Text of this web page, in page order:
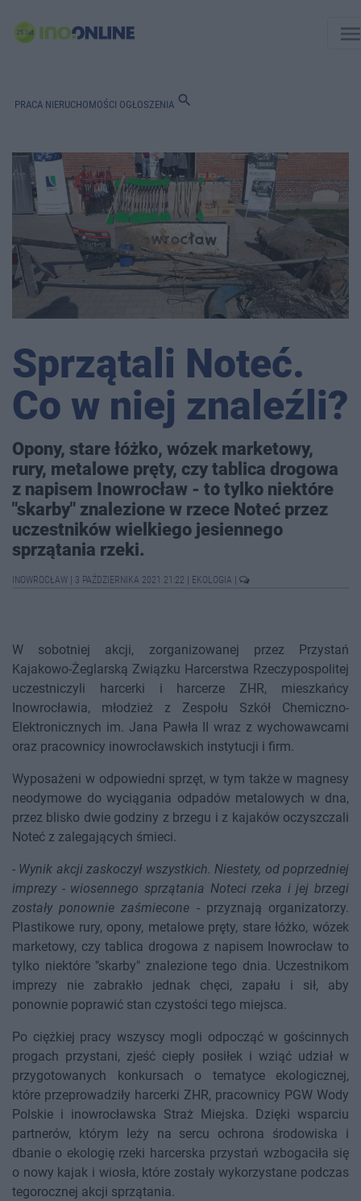
PRACA NIERUCHOMOŚCI OGŁOSZENIA search
Sprzątali Noteć.
Co w niej znaleźli?
Opony, stare łóżko, wózek marketowy,
rury, metalowe pręty, czy tablica drogowa
z napisem Inowrocław - to tylko niektóre
"skarby" znalezione w rzece Noteć przez
uczestników wielkiego jesiennego
sprzątania rzeki.
INOWROCŁAW 3 PAŹDZIERNIKA 2021 21:22 EKOLOGIA
W sobotniej akcji, zorganizowanej przez Przystań
Kajakowo-Żeglarską Związku Harcerstwa Rzeczypospolitej
uczestniczyli harcerki i harcerze ZHR, mieszkańcy
Inowrocławia, młodzież z Zespołu Szkół Chemiczno-
Elektronicznych im. Jana Pawła II wraz z wychowawcami
oraz pracownicy inowrocławskich instytucji i firm.
Wyposażeni w odpowiedni sprzęt, w tym także w magnesy
neodymowe do wyciągania odpadów metalowych w dna,
przez blisko dwie godziny z brzegu i z kajaków oczyszczali
Noteć z zalegających śmieci.
- Wynik akcji zaskoczył wszystkich. Niestety, od poprzedniej
imprezy - wiosennego sprzątania Noteci rzeka i jej brzegi
zostały ponownie zaśmiecone - przyznają organizatorzy.
Plastikowe rury, opony, metalowe pręty, stare łóżko, wózek
marketowy, czy tablica drogowa z napisem Inowrocław to
tylko niektóre "skarby" znalezione tego dnia. Uczestnikom
imprezy nie zabrakło jednak chęci, zapału i sił, aby
ponownie poprawić stan czystości tego miejsca.
Po ciężkiej pracy wszyscy mogli odpocząć w gościnnych
progach przystani, zjeść ciepły posiłek i wziąć udział w
przygotowanych konkursach o tematyce ekologicznej,
które przeprowadziły harcerki ZHR, pracownicy PGW Wody
Polskie i inowrocławska Straż Miejska. Dzięki wsparciu
partnerów, którym leży na sercu ochrona środowiska i
dbanie o ekologię rzeki harcerska przystań wzbogaciła się
o nowy kajak i wiosła, które zostały wykorzystane podczas
tegorocznej akcji sprzątania.